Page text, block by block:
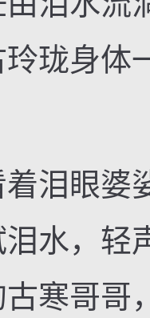
珑身体
眼婆
水，轻
寒哥哥